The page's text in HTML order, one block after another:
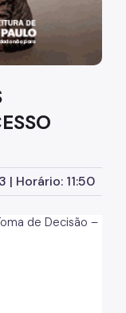
Horário: 11:50
de Decisão –